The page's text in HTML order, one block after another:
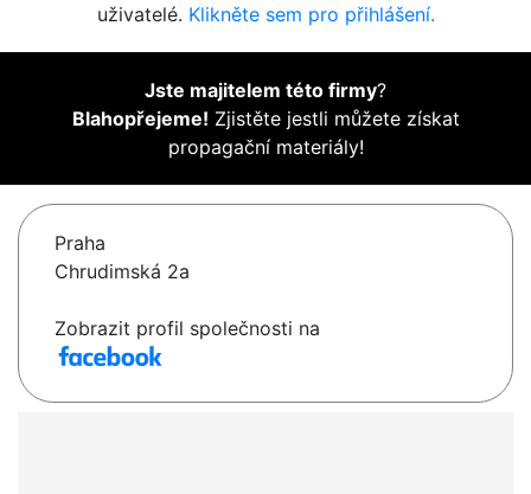
uživatelé. Klikněte sem pro přihlášení.
Jste majitelem této firmy?
Blahopřejeme! Zjistěte jestli můžete získat
propagační materiály!
Praha
Chrudimská 2a
Zobrazit profil společnosti na